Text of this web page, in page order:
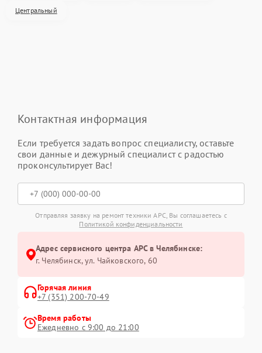
Центральный
Контактная информация
Если требуется задать вопрос специалисту, оставьте
свои данные и дежурный специалист с радостью
проконсультирует Вас!
Отправляя заявку на ремонт техники APC, Вы соглашаетесь с
Политикой конфиденциальности
Адрес сервисного центра APC в Челябинске:
г. Челябинск, ул. Чайковского, 60
Горячая линия
+7 (351) 200-70-49
Время работы
Ежедневно с 9:00 до 21:00